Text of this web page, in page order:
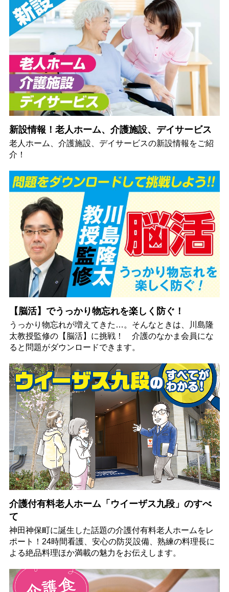
新設情報！老人ホーム、介護施設、デイサービス
老人ホーム、介護施設、デイサービスの新設情報をご紹
介！
【脳活】でうっかり物忘れを楽しく防ぐ！
うっかり物忘れが増えてきた…。そんなときは、川島隆
太教授監修の【脳活】に挑戦！ 介護のなかま会員にな
ると問題がダウンロードできます。
介護付有料老人ホーム「ウイーザス九段」のすべ
て
神田神保町に誕生した話題の介護付有料老人ホームをレ
ポート！24時間看護、安心の防災設備、熟練の料理長に
よる絶品料理ほか満載の魅力をお伝えします。